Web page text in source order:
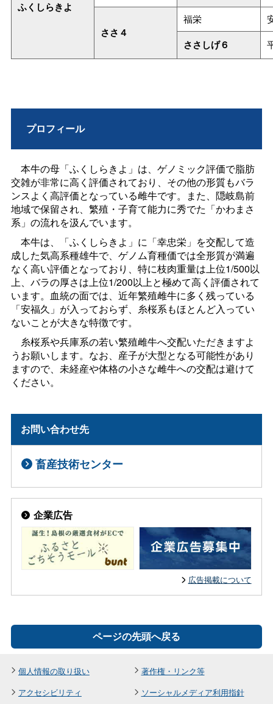
ふくしらきよ
ささ４
福栄
ささしげ６
プロフィール
本牛の母「ふくしらきよ」は、ゲノミック評価で脂肪
交雑が非常に高く評価されており、その他の形質もバラ
ンスよく高評価となっている雌牛です。また、隠岐島前
地域で保留され、繁殖・子育て能力に秀でた「かわまさ
系」の流れを汲んでいます。
本牛は、「ふくしらきよ」に「幸忠栄」を交配して造
成した気高系種雄牛で、ゲノム育種価では全形質が満遍
なく高い評価となっており、特に枝肉重量は上位1/500以
上、バラの厚さは上位1/200以上と極めて高く評価されて
います。血統の面では、近年繁殖雌牛に多く残っている
「安福久」が入っておらず、糸桜系もほとんど入ってい
ないことが大きな特徴です。
糸桜系や兵庫系の若い繁殖雌牛へ交配いただきますよ
うお願いします。なお、産子が大型となる可能性があり
ますので、未経産や体格の小さな雌牛への交配は避けて
ください。
お問い合わせ先
畜産技術センター
企業広告
広告掲載について
ページの先頭へ戻る
個人情報の取り扱い
著作権・リンク等
アクセシビリティ
ソーシャルメディア利用指針